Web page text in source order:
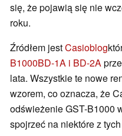
się, że pojawią się nie
roku.
Źródłem jestCasioblog
B1000BD-1A i BD-2A
lata. Wszystkie te nowe
wzorem, co oznacza, że
odświeżenie GST-B1000
spojrzeć na niektóre z